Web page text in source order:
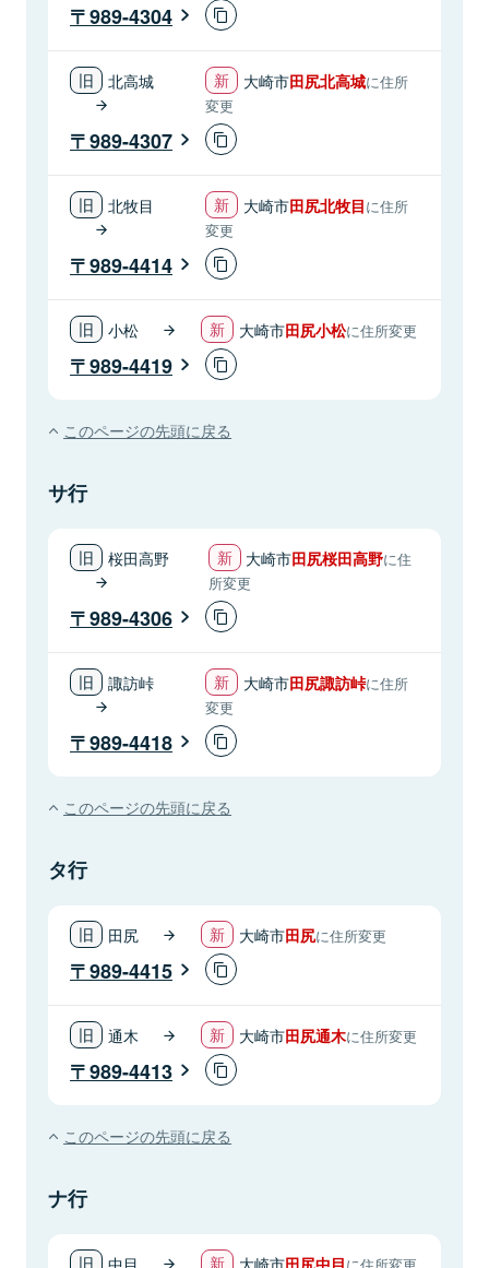
989-4304
北高城 大崎市田尻北高城に住所
変更
989-4307
北牧目 大崎市田尻北牧目に住所
変更
989-4414
小松 大崎市田尻小松に住所変更
989-4419
このページの先頭に戻る
サ行
桜田高野 大崎市田尻桜田高野に住
所変更
989-4306
諏訪峠 大崎市田尻諏訪峠に住所
変更
989-4418
このページの先頭に戻る
タ行
田尻 大崎市田尻に住所変更
989-4415
通木 大崎市田尻通木に住所変更
989-4413
このページの先頭に戻る
ナ行
中目 大崎市田尻中目に住所変更